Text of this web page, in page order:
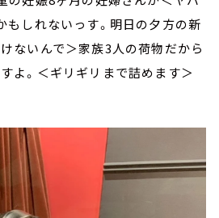
もしれないっす。明日の夕方の新
ないんで＞家族3人の荷物だから
よ。＜ギリギリまで詰めます＞